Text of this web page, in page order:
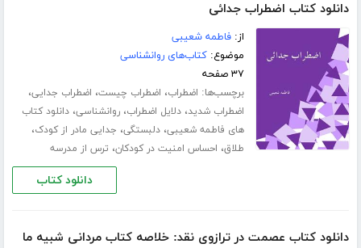
دانلود کتاب اضطراب جدائی
از:فاطمه شعیبی
موضوع:کتاب‌های روانشناسی
۳۷ صفحه
برچسب‌ها: اضطراب، اضطراب چیست، اضطراب جدایی،
اضطراب شدید،دلایل اضطراب،روانشناسی،دانلود کتاب
های فاطمه شعیبی،دلبستگی، جدایی مادر از کودک،
طلاق، احساس امنیت در کودکان، ترس از مدرسه
دانلود کتاب
دانلود کتاب عصمت در ترازوی نقد: خلاصه کتاب مردانی شبیه ما